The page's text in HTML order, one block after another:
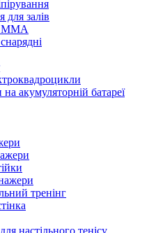
залів
ММА
акумуляторній батареї
тренінг
настільного тенісу